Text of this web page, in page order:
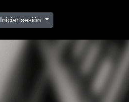
Iniciar sesión